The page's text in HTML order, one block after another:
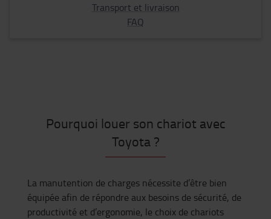
Transport et livraison
FAQ
Pourquoi louer son chariot avec
Toyota ?
La manutention de charges nécessite d’être bien
équipée afin de répondre aux besoins de sécurité, de
productivité et d’ergonomie, le choix de chariots